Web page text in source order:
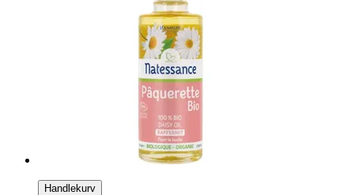
Handlekurv